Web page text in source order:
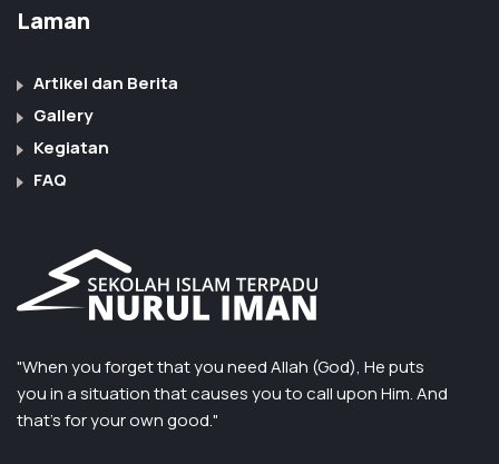
Laman
Artikel dan Berita
Gallery
Kegiatan
FAQ
"When you forget that you need Allah (God), He puts
you in a situation that causes you to call upon Him. And
that’s for your own good."